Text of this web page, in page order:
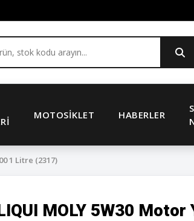
MOTOSIKLET HABERLER
1 Litre (2317)
MOLY 5W30